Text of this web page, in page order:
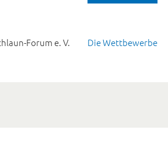
Forum e. V. Die Wettbewerbe